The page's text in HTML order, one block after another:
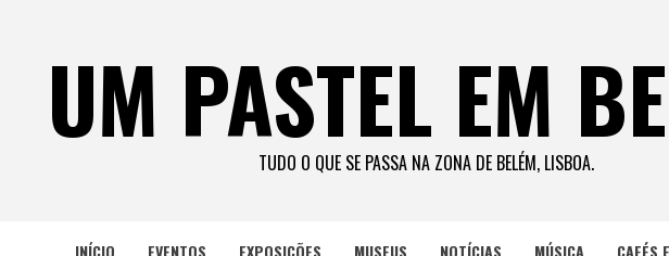
UM PASTEL EM
TUDO O QUE SE PASSA NA ZONA DE BELÉM, LISBOA.
INÍCIO EVENTOS EXPOSIÇÕES MUSEUS NOTÍCIAS MÚSICA CAFÉS